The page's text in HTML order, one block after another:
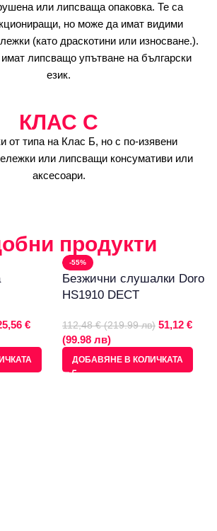
или липсваща опаковка. Те са
но може да имат видими
(като драскотини или износване.).
липсващо упътване на български
език.
КЛАС C
от типа на Клас Б, но с по-изявени
или липсващи консумативи или
аксесоари.
продукти
€
-55%
Безжични слушалки Doro
HS1910 DECT
112,48 € (219.99 лв) 51,12 €
(99.98 лв)
ДОБАВЯНЕ В КОЛИЧКАТА